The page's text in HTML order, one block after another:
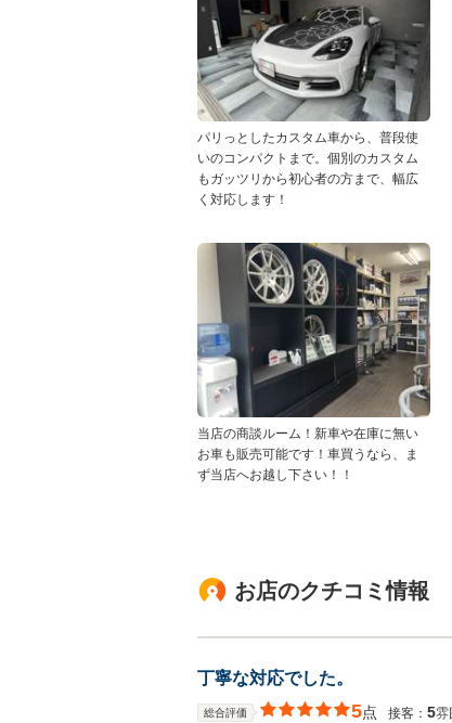
パリっとしたカスタム車から、普段使
いのコンパクトまで。個別のカスタム
もガッツリから初心者の方まで、幅広
く対応します！
当店の商談ルーム！新車や在庫に無い
お車も販売可能です！車買うなら、ま
ず当店へお越し下さい！！
お店のクチコミ情報
丁寧な対応でした。
総合評価 5点 接客： 5雰